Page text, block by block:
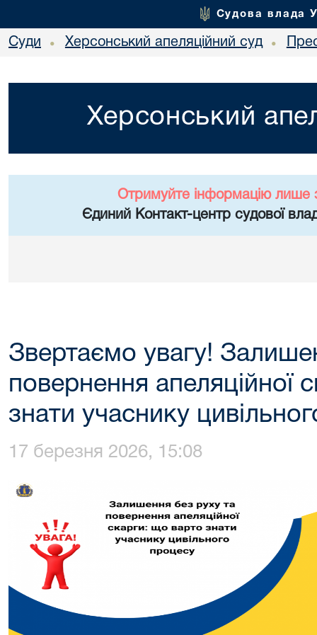
Судова влада
Суди • Херсонський апеляційний суд •
Херсонський
Отримуйте інформацію лише
Єдиний Контакт-центр судової
Звертаємо увагу!
повернення апеляційної
знати учаснику
17 березня 2026, 15:08